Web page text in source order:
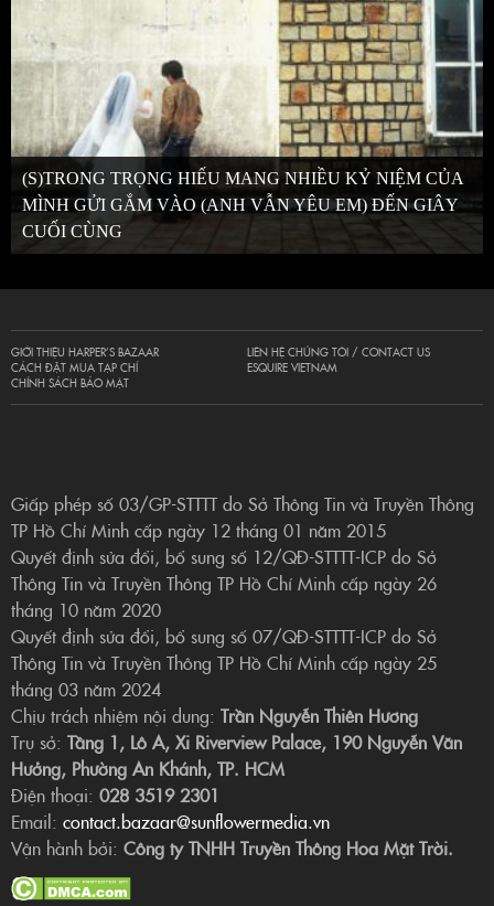
(S)TRONG TRỌNG HIẾU MANG NHIỀU KỶ NIỆM CỦA
MÌNH GỬI GẮM VÀO (ANH VẪN YÊU EM) ĐẾN GIÂY
CUỐI CÙNG
GIỚI THIỆU HARPER’S BAZAAR
CÁCH ĐẶT MUA TẠP CHÍ
CHÍNH SÁCH BẢO MẬT
LIÊN HỆ CHÚNG TÔI / CONTACT US
ESQUIRE VIETNAM
Giấp phép số 03/GP-STTTT do Sở Thông Tin và Truyền Thông
TP Hồ Chí Minh cấp ngày 12 tháng 01 năm 2015
Quyết định sửa đổi, bổ sung số 12/QĐ-STTTT-ICP do Sở
Thông Tin và Truyền Thông TP Hồ Chí Minh cấp ngày 26
tháng 10 năm 2020
Quyết định sửa đổi, bổ sung số 07/QĐ-STTTT-ICP do Sở
Thông Tin và Truyền Thông TP Hồ Chí Minh cấp ngày 25
tháng 03 năm 2024
Chịu trách nhiệm nội dung: Trần Nguyễn Thiên Hương
Trụ sở: Tầng 1, Lô A, Xi Riverview Palace, 190 Nguyễn Văn
Hưởng, Phường An Khánh, TP. HCM
Điện thoại: 028 3519 2301
Email: contact.bazaar@sunflowermedia.vn
Vận hành bởi: Công ty TNHH Truyền Thông Hoa Mặt Trời.